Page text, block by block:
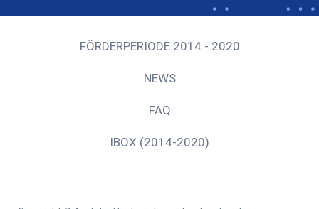
FÖRDERPERIODE 2014 - 2020
NEWS
FAQ
IBOX (2014-2020)